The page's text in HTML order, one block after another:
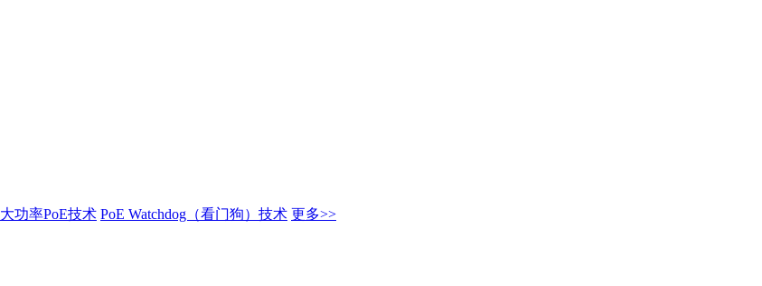
大功率PoE技术 PoE Watchdog（看门狗）技术 更多>>